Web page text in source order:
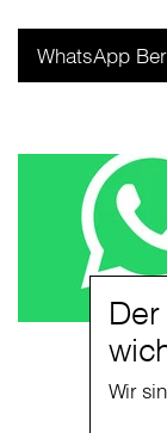
WhatsApp
Wir